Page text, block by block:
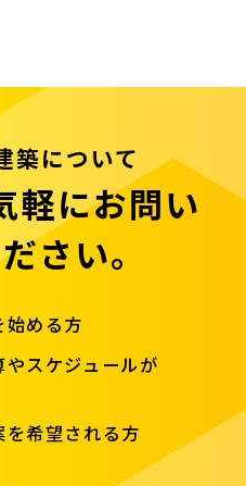
築について
軽にお問い
さい。
始める方
スケジュールが
希望される方